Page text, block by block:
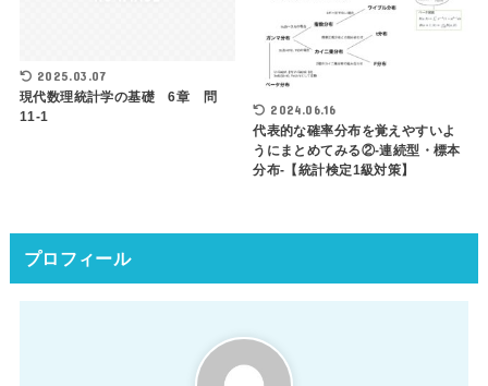
2025.03.07
現代数理統計学の基礎 6章 問
11-1
2024.06.16
代表的な確率分布を覚えやすいよ
うにまとめてみる②-連続型・標本
分布-【統計検定1級対策】
プロフィール